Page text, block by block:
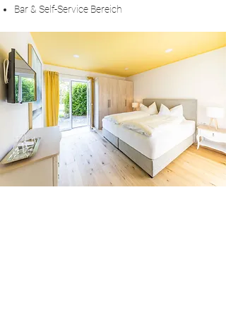
Bar & Self-Service Bereich